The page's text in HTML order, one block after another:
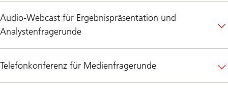
Audio-Webcast für Ergebnispräsentation und
Analystenfragerunde
Telefonkonferenz für Medienfragerunde